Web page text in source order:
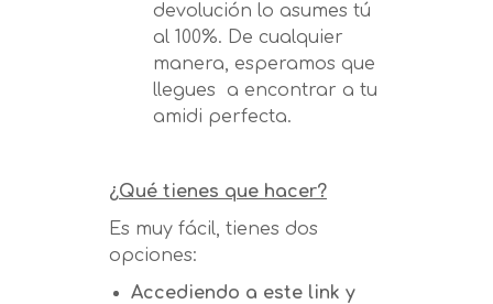
devolución lo asumes tú
al 100%. De cualquier
manera, esperamos que
llegues a encontrar a tu
amidi perfecta.
¿Qué tienes que hacer?
Es muy fácil, tienes dos
opciones:
Accediendo a este link y